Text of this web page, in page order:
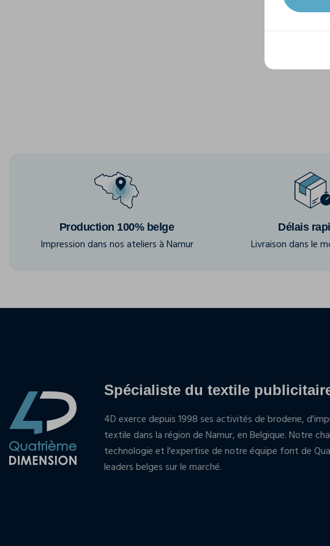
100%
Production 100% belge
Impression dans nos ateliers à Namur
Délais
Livraison dans le
Spécialiste du textile
4D exerce depuis 1998 ses activités de broderie,
textile dans la région de Namur, en Belgique. Notre
technologie et l'expertise de notre équipe font de
leaders belges sur le marché.